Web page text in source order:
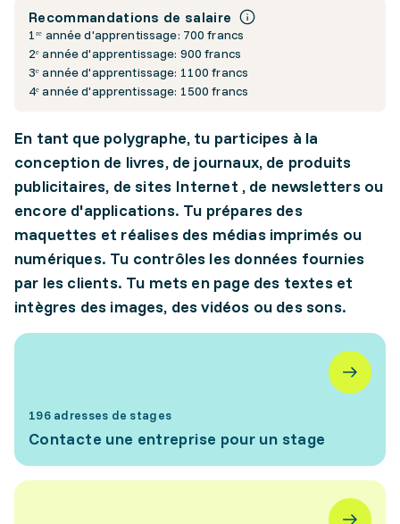
Recommandations de salaire
1ʳᵉ année d'apprentissage: 700 francs
2ᵉ année d'apprentissage: 900 francs
3ᵉ année d'apprentissage: 1100 francs
4ᵉ année d'apprentissage: 1500 francs
En tant que polygraphe, tu participes à la
conception de livres, de journaux, de produits
publicitaires, de sites Internet , de newsletters ou
encore d'applications. Tu prépares des
maquettes et réalises des médias imprimés ou
numériques. Tu contrôles les données fournies
par les clients. Tu mets en page des textes et
intègres des images, des vidéos ou des sons.
196 adresses de stages
Contacte une entreprise pour un stage